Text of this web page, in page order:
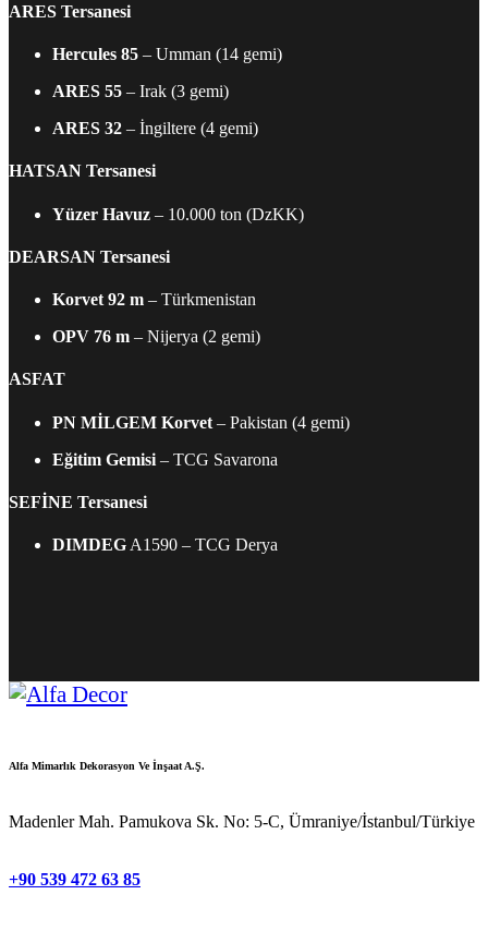
ARES Tersanesi
Hercules 85 – Umman (14 gemi)
ARES 55 – Irak (3 gemi)
ARES 32 – İngiltere (4 gemi)
HATSAN Tersanesi
Yüzer Havuz – 10.000 ton (DzKK)
DEARSAN Tersanesi
Korvet 92 m – Türkmenistan
OPV 76 m – Nijerya (2 gemi)
ASFAT
PN MİLGEM Korvet – Pakistan (4 gemi)
Eğitim Gemisi – TCG Savarona
SEFİNE Tersanesi
DIMDEG A1590 – TCG Derya
Alfa Mimarlık Dekorasyon Ve İnşaat A.Ş.
Madenler Mah. Pamukova Sk. No: 5-C, Ümraniye/İstanbul/Türkiye
+90 539 472 63 85